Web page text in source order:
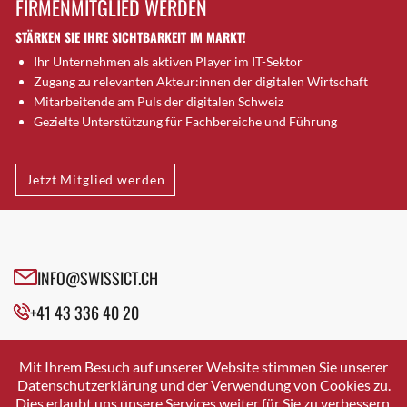
Brugg AG
Brütten
Bubendorf
Bubikon
Buchs (SG)
Bäretswil
Bülach
Cazis
Crissier
Davos Platz
Dierikon
Dietikon
FIRMENMITGLIED WERDEN
STÄRKEN SIE IHRE SICHTBARKEIT IM MARKT!
Ihr Unternehmen als aktiven Player im IT-Sektor
Zugang zu relevanten Akteur:innen der digitalen Wirtschaft
Mitarbeitende am Puls der digitalen Schweiz
Gezielte Unterstützung für Fachbereiche und Führung
Jetzt Mitglied werden
INFO@SWISSICT.CH
+41 43 336 40 20
SWISSICT
VULKANSTRASSE 120
8048 ZURICH
Mit Ihrem Besuch auf unserer Website stimmen Sie unserer
Datenschutzerklärung und der Verwendung von Cookies zu.
Dies erlaubt uns unsere Services weiter für Sie zu verbessern.